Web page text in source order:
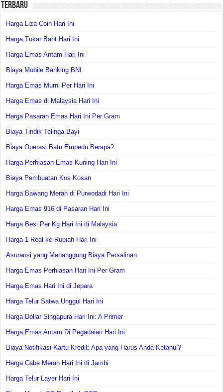
Terbaru
Harga Liza Coin Hari Ini
Harga Tukar Baht Hari Ini
Harga Emas Antam Hari Ini
Biaya Mobile Banking BNI
Harga Emas Murni Per Hari Ini
Harga Emas di Malaysia Hari Ini
Harga Pasaran Emas Hari Ini Per Gram
Biaya Tindik Telinga Bayi
Biaya Operasi Batu Empedu Berapa?
Harga Perhiasan Emas Kuning Hari Ini
Biaya Pembuatan Kos Kosan
Harga Bawang Merah di Purwodadi Hari Ini
Harga Emas 916 di Pasaran Hari Ini
Harga Besi Per Kg Hari Ini di Malaysia
Harga 1 Real ke Rupiah Hari Ini
Asuransi yang Menanggung Biaya Persalinan
Harga Emas Perhiasan Hari Ini Per Gram
Harga Emas Hari Ini di Jepara
Harga Telur Satwa Unggul Hari Ini
Harga Dollar Singapura Hari Ini: A Primer
Harga Emas Antam Di Pegadaian Hari Ini
Biaya Notifikasi Kartu Kredit: Apa yang Harus Anda Ketahui?
Harga Cabe Merah Hari Ini di Jambi
Harga Telur Layer Hari Ini